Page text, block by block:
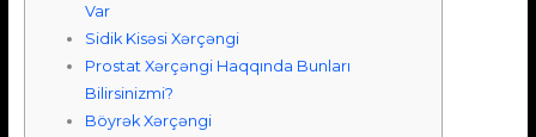
Var
Sidik Kisəsi Xərçəngi
Prostat Xərçəngi Haqqında Bunları
Bilirsinizmi?
Böyrək Xərçəngi